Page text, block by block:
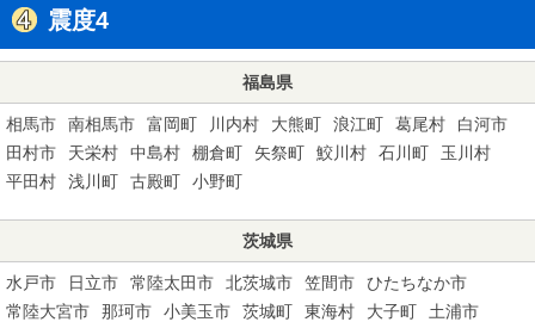
震度4
福島県
相馬市 南相馬市 富岡町 川内村 大熊町 浪江町 葛尾村
白河市
田村市
天栄村 中島村 棚倉町 矢祭町 鮫川村 石川町
玉川村
平田村
浅川町 古殿町 小野町
茨城県
水戸市 日立市 常陸太田市 北茨城市 笠間市
ひたちなか市
常陸大宮市
那珂市 小美玉市 茨城町 東海村 大子町
土浦市